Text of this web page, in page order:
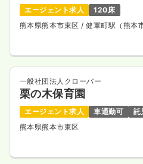
エージェント求人
120床
熊本県熊本市東区/ 健軍町駅（熊本
一般社団法人クローバー
栗の木保育園
エージェント求人 車通勤可
託
熊本県熊本市東区